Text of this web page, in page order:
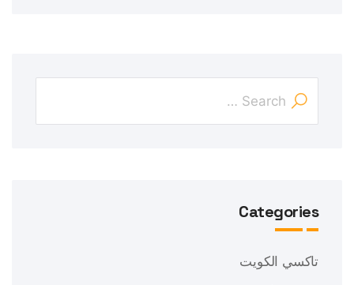
Categories
تاكسي الكويت